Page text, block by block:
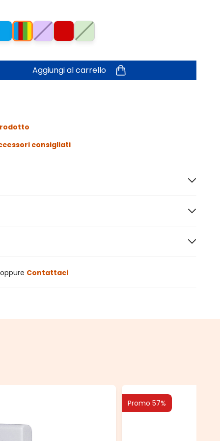
Aggiungi al carrello
consigliati
oppure Contattaci
Promo 57%